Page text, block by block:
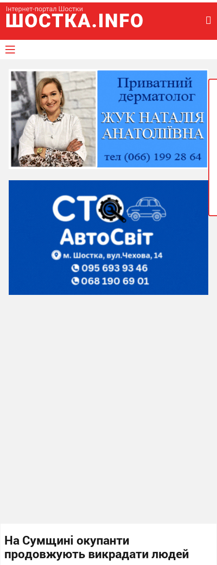
На Сумщині окупанти
продовжують викрадати людей